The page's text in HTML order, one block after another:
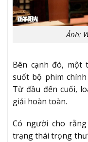
Ảnh:
Bên cạnh đó, một
suốt bộ phim
Từ đầu đến cuối,
giải hoàn toàn.
Có người cho
trạng thái trọng